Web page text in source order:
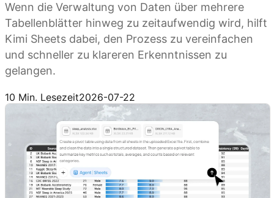
Wenn die Verwaltung von Daten über mehrere
Tabellenblätter hinweg zu zeitaufwendig wird, hilft
Kimi Sheets dabei, den Prozess zu vereinfachen
und schneller zu klareren Erkenntnissen zu
gelangen.
10 Min. Lesezeit2026-07-22